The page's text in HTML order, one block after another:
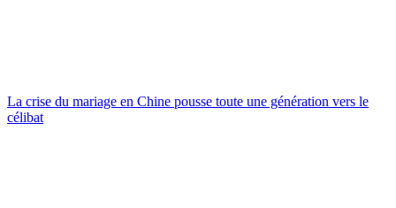
La crise du mariage en Chine pousse toute une génération vers le
célibat